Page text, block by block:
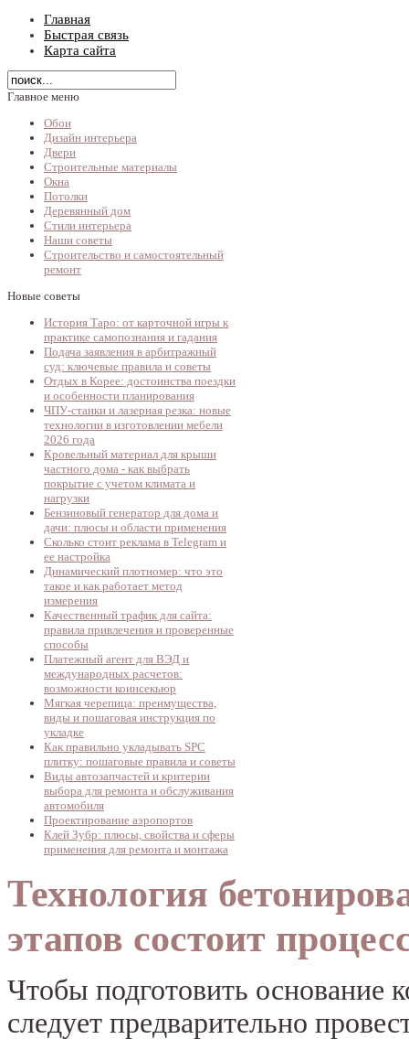
Главная
Быстрая связь
Карта сайта
Главное меню
Обои
Дизайн интерьера
Двери
Строительные материалы
Окна
Потолки
Деревянный дом
Стили интерьера
Наши советы
Строительство и самостоятельный
ремонт
Новые советы
История Таро: от карточной игры к
практике самопознания и гадания
Подача заявления в арбитражный
суд: ключевые правила и советы
Отдых в Корее: достоинства поездки
и особенности планирования
ЧПУ-станки и лазерная резка: новые
технологии в изготовлении мебели
2026 года
Кровельный материал для крыши
частного дома - как выбрать
покрытие с учетом климата и
нагрузки
Бензиновый генератор для дома и
дачи: плюсы и области применения
Сколько стоит реклама в Telegram и
ее настройка
Динамический плотномер: что это
такое и как работает метод
измерения
Качественный трафик для сайта:
правила привлечения и проверенные
способы
Платежный агент для ВЭД и
международных расчетов:
возможности коинсекьюр
Мягкая черепица: преимущества,
виды и пошаговая инструкция по
укладке
Как правильно укладывать SPC
плитку: пошаговые правила и советы
Виды автозапчастей и критерии
выбора для ремонта и обслуживания
автомобиля
Проектирование аэропортов
Клей Зубр: плюсы, свойства и сферы
применения для ремонта и монтажа
Технология
этапов состоит
Чтобы подготовить основание
следует предварительно